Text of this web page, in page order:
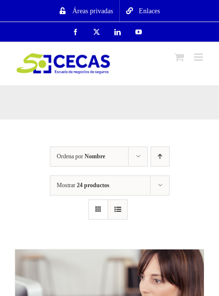
Áreas privadas Enlaces
Facebook LinkedInYouTube
Ordena por Nombre
Mostrar 24 productos